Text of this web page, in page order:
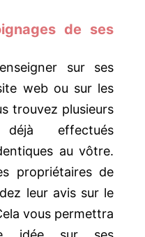
de ses
sur ses
web ou sur les
trouvez plusieurs
effectués
au vôtre.
propriétaires de
leur avis sur le
vous permettra